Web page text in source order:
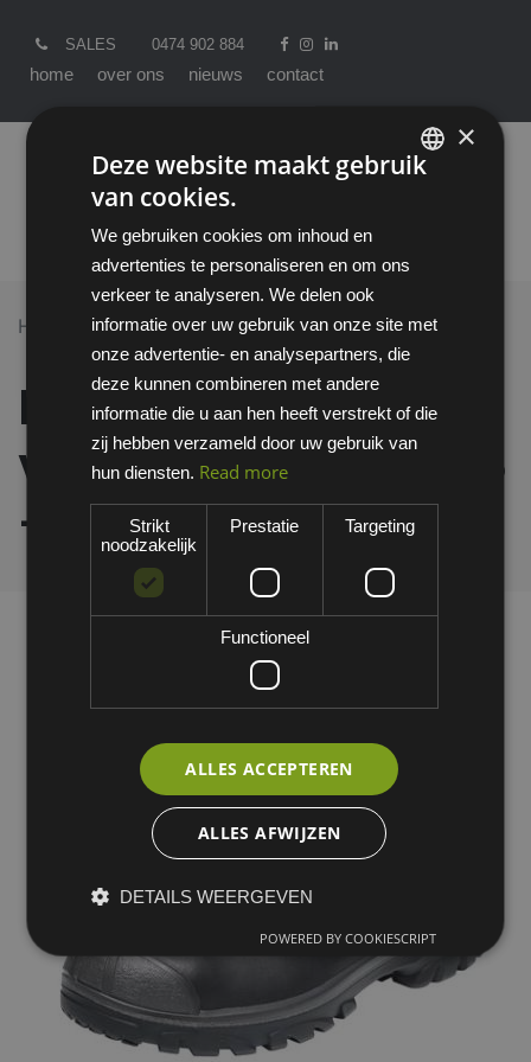
SALES 0474 902 884
home over ons nieuws contact
Home >All Products
Emma Bryce veiligheidsschoen S3 - D
Emma Bryce
veiligheidsschoen S3
- D
×
Deze website maakt gebruik
van cookies.
We gebruiken cookies om inhoud en
advertenties te personaliseren en om ons
verkeer te analyseren. We delen ook
informatie over uw gebruik van onze site met
onze advertentie- en analysepartners, die
deze kunnen combineren met andere
informatie die u aan hen heeft verstrekt of die
zij hebben verzameld door uw gebruik van
hun diensten. Read more
Strikt
noodzakelijk
Prestatie Targeting
Functioneel
ALLES ACCEPTEREN
ALLES AFWIJZEN
DETAILS WEERGEVEN
POWERED BY COOKIESCRIPT